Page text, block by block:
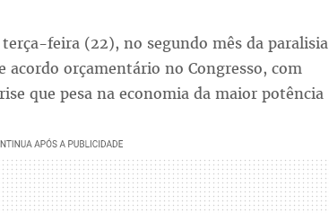
feira (22), no segundo mês da paralisia
acordo orçamentário no Congresso, com
que pesa na economia da maior potência